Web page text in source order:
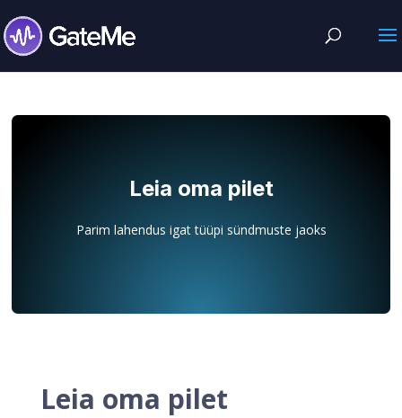
Leia oma pilet
Parim lahendus igat tüüpi sündmuste jaoks
Leia oma pilet